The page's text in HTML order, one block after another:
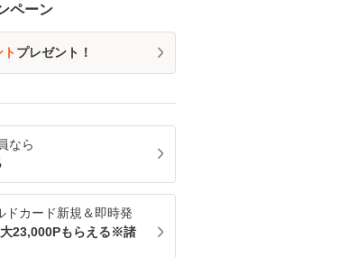
ペーン
トプレゼント！
なら
ドカード新規＆即時発
23,000Pもらえる※諸